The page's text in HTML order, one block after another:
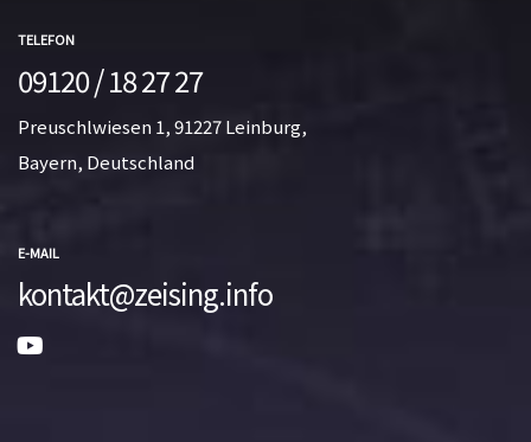
TELEFON
09120 / 18 27 27
Preuschlwiesen 1, 91227 Leinburg,
Bayern, Deutschland
E-MAIL
kontakt@zeising.info